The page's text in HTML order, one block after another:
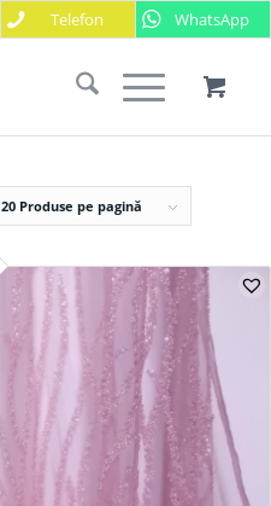
Telefon WhatsApp
20 Produse pe pagină